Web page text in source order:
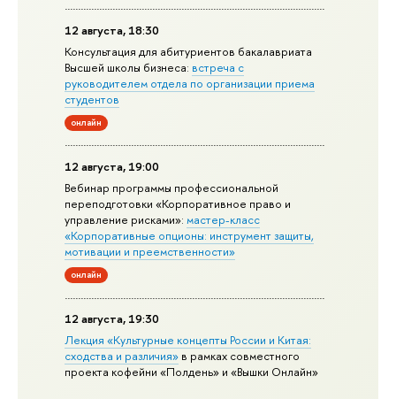
12 августа, 18:30
Консультация для абитуриентов бакалавриата
Высшей школы бизнеса: встреча с
руководителем отдела по организации приема
студентов
онлайн
12 августа, 19:00
Вебинар программы профессиональной
переподготовки «Корпоративное право и
управление рисками»:мастер-класс
«Корпоративные опционы: инструмент защиты,
мотивации и преемственности»
онлайн
12 августа, 19:30
Лекция «Культурные концепты России и Китая:
сходства и различия» в рамках совместного
проекта кофейни «Полдень» и «Вышки Онлайн»